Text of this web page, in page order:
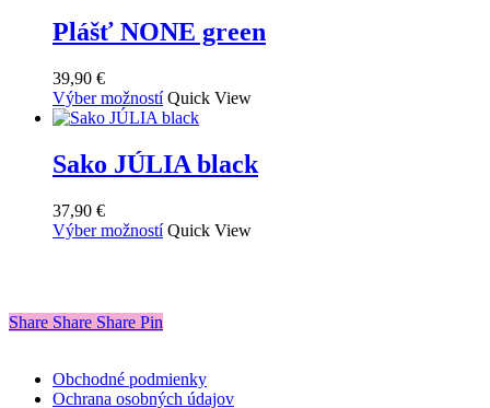
stránke
produktu.
Plášť NONE green
39,90 €
Výber možností Tento
produkt
viacero
variantov.
môžete
Quick View
Sako JÚLIA black
37,90 €
Výber možností Tento
vybrať
Quick View
Share
Share Share Share Pin
Obchodné podmienky
Ochrana osobných údajov